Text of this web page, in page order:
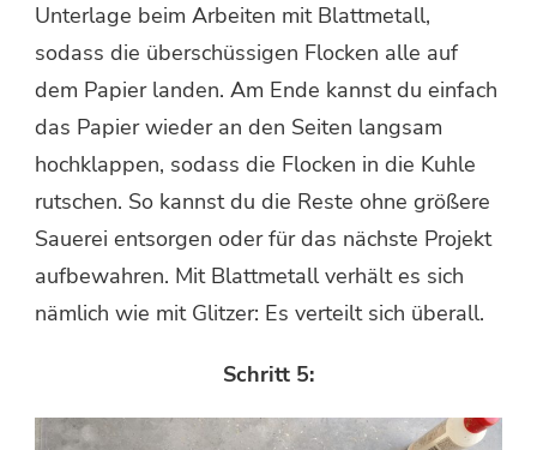
Unterlage beim Arbeiten mit Blattmetall,
sodass die überschüssigen Flocken alle auf
dem Papier landen. Am Ende kannst du einfach
das Papier wieder an den Seiten langsam
hochklappen, sodass die Flocken in die Kuhle
rutschen. So kannst du die Reste ohne größere
Sauerei entsorgen oder für das nächste Projekt
aufbewahren. Mit Blattmetall verhält es sich
nämlich wie mit Glitzer: Es verteilt sich überall.
Schritt 5: